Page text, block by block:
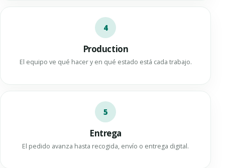
4
Production
El equipo ve qué hacer y en qué estado está cada trabajo.
5
Entrega
El pedido avanza hasta recogida, envío o entrega digital.